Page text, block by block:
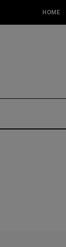
HOME